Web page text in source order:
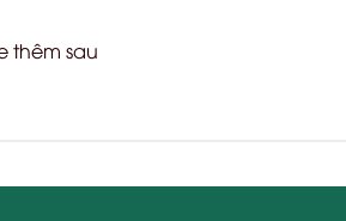
thêm sau